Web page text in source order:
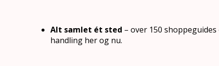
Alt samlet ét sted – over 150
handling her og nu.